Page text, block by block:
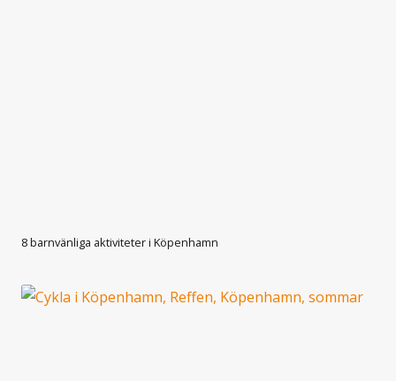
8 barnvänliga aktiviteter i Köpenhamn